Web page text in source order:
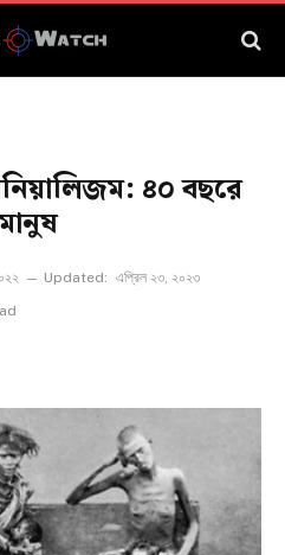
৪০ বছরে
Updated: এপ্রিল ২৩, ২০২৩